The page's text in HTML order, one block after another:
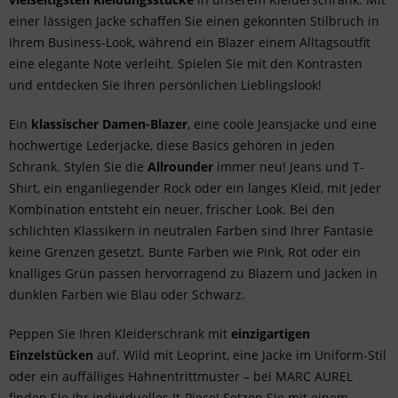
einer lässigen Jacke schaffen Sie einen gekonnten Stilbruch in
Ihrem Business-Look, während ein Blazer einem Alltagsoutfit
eine elegante Note verleiht. Spielen Sie mit den Kontrasten
und entdecken Sie Ihren persönlichen Lieblingslook!
Ein klassischer Damen-Blazer, eine coole Jeansjacke und eine
hochwertige Lederjacke, diese Basics gehören in jeden
Schrank. Stylen Sie die Allrounder immer neu! Jeans und T-
Shirt, ein enganliegender Rock oder ein langes Kleid, mit jeder
Kombination entsteht ein neuer, frischer Look. Bei den
schlichten Klassikern in neutralen Farben sind Ihrer Fantasie
keine Grenzen gesetzt. Bunte Farben wie Pink, Rot oder ein
knalliges Grün passen hervorragend zu Blazern und Jacken in
dunklen Farben wie Blau oder Schwarz.
Peppen Sie Ihren Kleiderschrank mit einzigartigen
Einzelstücken auf. Wild mit Leoprint, eine Jacke im Uniform-Stil
oder ein auffälliges Hahnentrittmuster – bei MARC AUREL